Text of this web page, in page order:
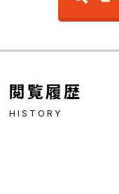
閲覧履歴
HISTORY